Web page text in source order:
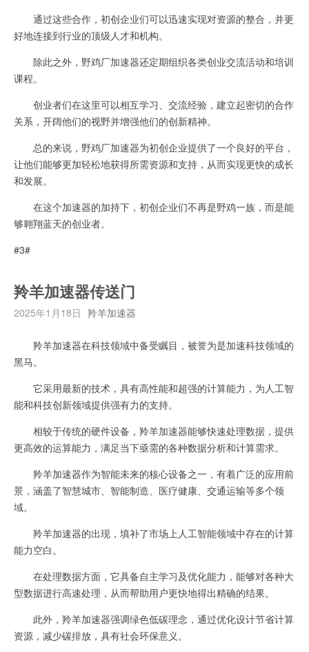
通过这些合作，初创企业们可以迅速实现对资源的整合，并更
好地连接到行业的顶级人才和机构。
除此之外，野鸡厂加速器还定期组织各类创业交流活动和培训
课程。
创业者们在这里可以相互学习、交流经验，建立起密切的合作
关系，开阔他们的视野并增强他们的创新精神。
总的来说，野鸡厂加速器为初创企业提供了一个良好的平台，
让他们能够更加轻松地获得所需资源和支持，从而实现更快的成长
和发展。
在这个加速器的加持下，初创企业们不再是野鸡一族，而是能
够翱翔蓝天的创业者。
#3#
羚羊加速器传送门
2025年1月18日 羚羊加速器
羚羊加速器在科技领域中备受瞩目，被誉为是加速科技领域的
黑马。
它采用最新的技术，具有高性能和超强的计算能力，为人工智
能和科技创新领域提供强有力的支持。
相较于传统的硬件设备，羚羊加速器能够快速处理数据，提供
更高效的运算能力，满足当下亟需的各种数据分析和计算需求。
羚羊加速器作为智能未来的核心设备之一，有着广泛的应用前
景，涵盖了智慧城市、智能制造、医疗健康、交通运输等多个领
域。
羚羊加速器的出现，填补了市场上人工智能领域中存在的计算
能力空白。
在处理数据方面，它具备自主学习及优化能力，能够对各种大
型数据进行高速处理，从而帮助用户更快地得出精确的结果。
此外，羚羊加速器强调绿色低碳理念，通过优化设计节省计算
资源，减少碳排放，具有社会环保意义。